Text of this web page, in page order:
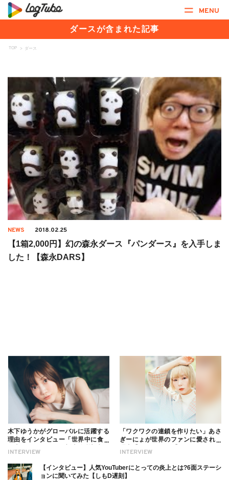
MENU
ダースが含まれた記事
TOP > ダース
NEWS 2018.02.25
【1箱2,000円】幻の森永ダース『パンダース』を入手しま
した！【森永DARS】
INTERVIEW
木下ゆうかがグローバルに活躍する
理由をインタビュー「世界中に食べ
ついても
INTERVIEW
「ワクワクの連鎖を作りたい」あさ
ぎーにょが世界のファンに愛される
【インタビュー】人気YouTuberにとっての炎上とは?6面ステーシ
ョンに聞いてみた【しもD遅刻】